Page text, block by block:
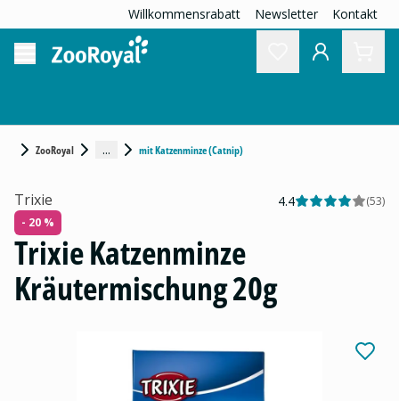
Willkommensrabatt Newsletter Kontakt
ZooRoyal ... mit Katzenminze (Catnip)
Trixie 4.4 (53)
- 20 %
Trixie Katzenminze
Kräutermischung 20g